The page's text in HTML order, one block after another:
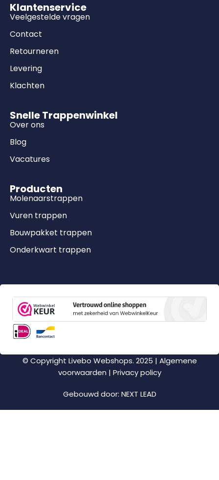
Klantenservice
Veelgestelde vragen
Contact
Retourneren
Levering
Klachten
Snelle Trappenwinkel
Over ons
Blog
Vacatures
Producten
Molenaarstrappen
Vuren trappen
Bouwpakket trappen
Onderkwart trappen
© Copyright Livebo Webshops. 2025 | Algemene
voorwaarden | Privacy policy
Gebouwd door: NEXT LEAD